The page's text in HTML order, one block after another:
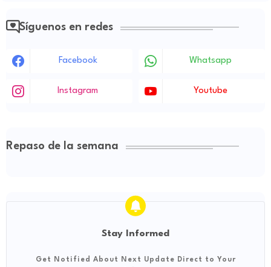
Síguenos en redes
Facebook Whatsapp
Instagram Youtube
Repaso de la semana
Stay Informed
Get Notified About Next Update Direct to Your